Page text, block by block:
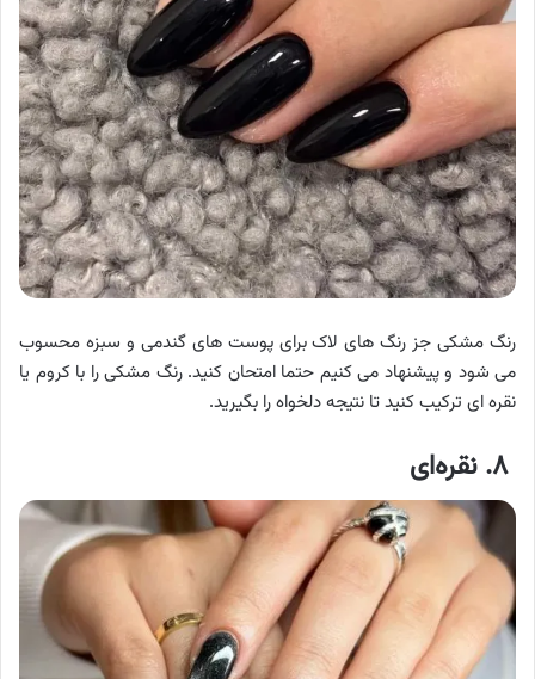
رنگ مشکی جز رنگ های لاک برای پوست های گندمی و سبزه محسوب
می شود و پیشنهاد می کنیم حتما امتحان کنید. رنگ مشکی را با کروم یا
نقره ای ترکیب کنید تا نتیجه دلخواه را بگیرید.